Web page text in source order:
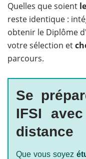
Quelles que soient
reste identique :
obtenir le Diplôme
votre sélection et
parcours.
Se
IFSI
distance
Que vous soyez